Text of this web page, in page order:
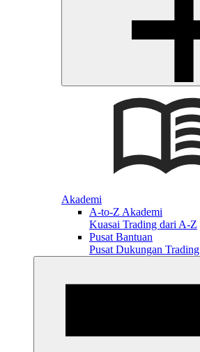
Akademi
A-to-Z Akademi
Kuasai Trading dari A-Z
Pusat Bantuan
Pusat Dukungan